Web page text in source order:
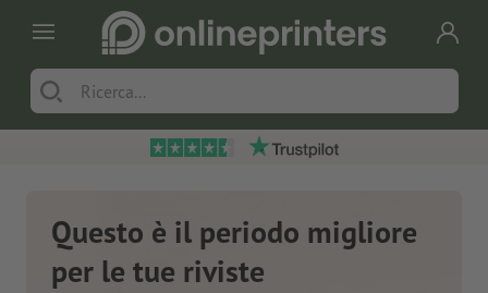
Questo è il periodo migliore
per le tue riviste